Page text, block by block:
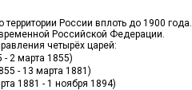
России вплоть до 1900 года.
Российской Федерации.
четырёх царей:
2 марта 1855)
- 13 марта 1881)
1881 - 1 ноября 1894)